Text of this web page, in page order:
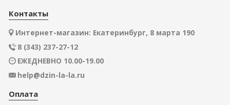
Контакты
Интернет-магазин: Екатеринбург, 8 марта 190
8 (343) 237-27-12
ЕЖЕДНЕВНО 10.00-19.00
help@dzin-la-la.ru
Оплата